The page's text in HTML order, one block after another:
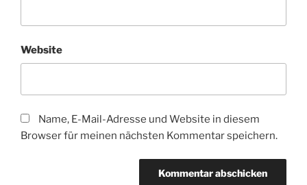
Website
Name, E-Mail-Adresse und Website in diesem
Browser für meinen nächsten Kommentar speichern.